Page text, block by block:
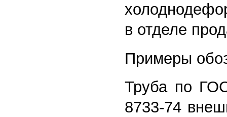
в отделе
Примеры
Труба по
8733-74